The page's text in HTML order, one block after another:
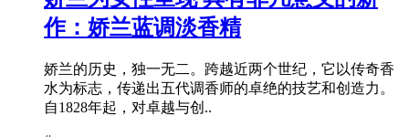
作：娇兰蓝调淡香精
娇兰的历史，独一无二。跨越近两个世纪，它以传奇香
水为标志，传递出五代调香师的卓绝的技艺和创造力。
自1828年起，对卓越与创..